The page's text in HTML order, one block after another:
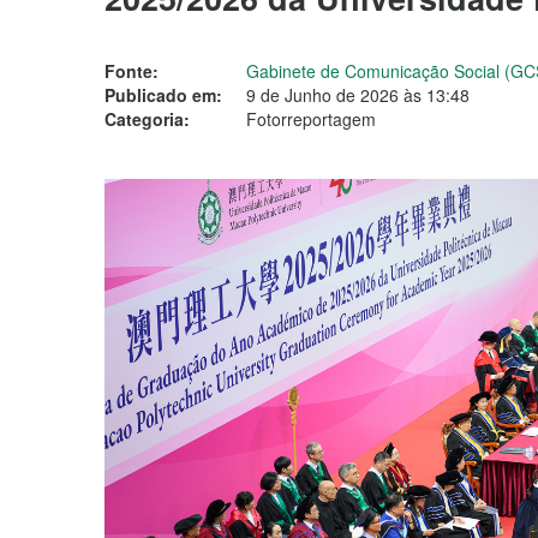
Fonte:
Gabinete de Comunicação Social
Publicado em:
9 de Junho de 2026 às 13:48
Categoria:
Fotorreportagem